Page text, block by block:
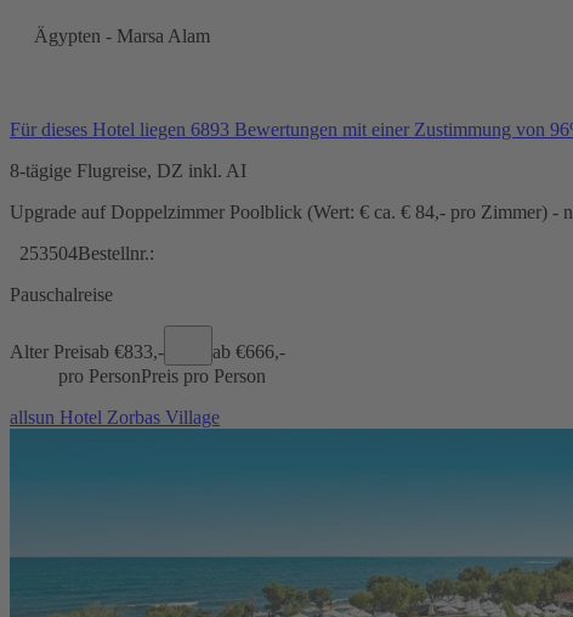
Ägypten - Marsa Alam
Für dieses Hotel liegen 6893 Bewertungen mit einer Zustimmung von
8-tägige Flugreise, DZ inkl. AI
Upgrade auf Doppelzimmer Poolblick (Wert: € ca. € 84,- pro Zimmer) -
253504Bestellnr.:
Pauschalreise
Alter Preisab €833,- ab €666,-
pro PersonPreis pro Person
allsun Hotel Zorbas Village